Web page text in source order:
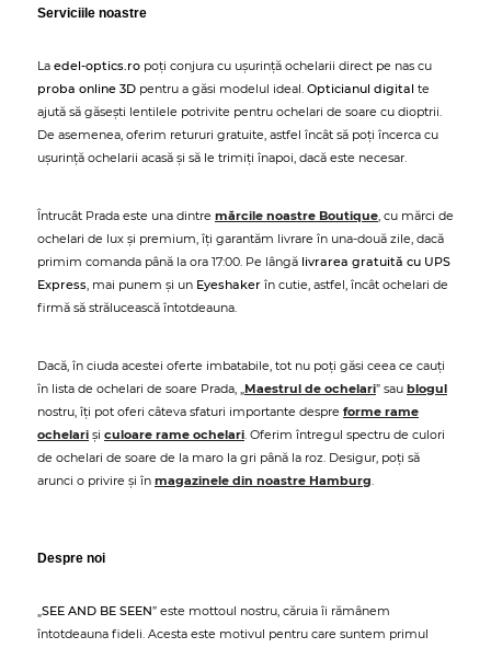
Serviciile noastre
La edel-optics.ro poți conjura cu ușurință ochelarii direct pe nas cu
proba online 3D pentru a găsi modelul ideal. Opticianul digital te
ajută să găsești lentilele potrivite pentru ochelari de soare cu dioptrii.
De asemenea, oferim retururi gratuite, astfel încât să poți încerca cu
ușurință ochelarii acasă și să le trimiți înapoi, dacă este necesar.
Întrucât Prada este una dintre mărcile noastre Boutique, cu mărci de
ochelari de lux și premium, îți garantăm livrare în una-două zile, dacă
primim comanda până la ora 17:00. Pe lângă livrarea gratuită cu UPS
Express, mai punem și un Eyeshaker în cutie, astfel, încât ochelari de
firmă să strălucească întotdeauna.
Dacă, în ciuda acestei oferte imbatabile, tot nu poți găsi ceea ce cauți
în lista de ochelari de soare Prada, „Maestrul de ochelari” sau blogul
nostru, îți pot oferi câteva sfaturi importante despre forme rame
ochelari și culoare rame ochelari. Oferim întregul spectru de culori
de ochelari de soare de la maro la gri până la roz. Desigur, poți să
arunci o privire și în magazinele din noastre Hamburg.
Despre noi
„SEE AND BE SEEN” este mottoul nostru, căruia îi rămânem
întotdeauna fideli. Acesta este motivul pentru care suntem primul